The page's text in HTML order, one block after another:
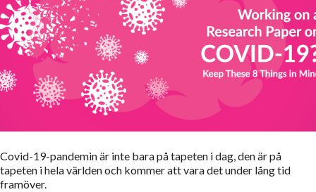
Covid-19-pandemin är inte bara på tapeten i dag, den är på
tapeten i hela världen och kommer att vara det under lång tid
framöver.